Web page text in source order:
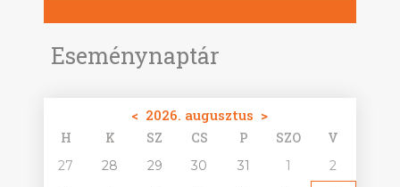
Eseménynaptár
< 2026. augusztus >
H K SZ CS P SZO V
27 28 29 30 31 1
2